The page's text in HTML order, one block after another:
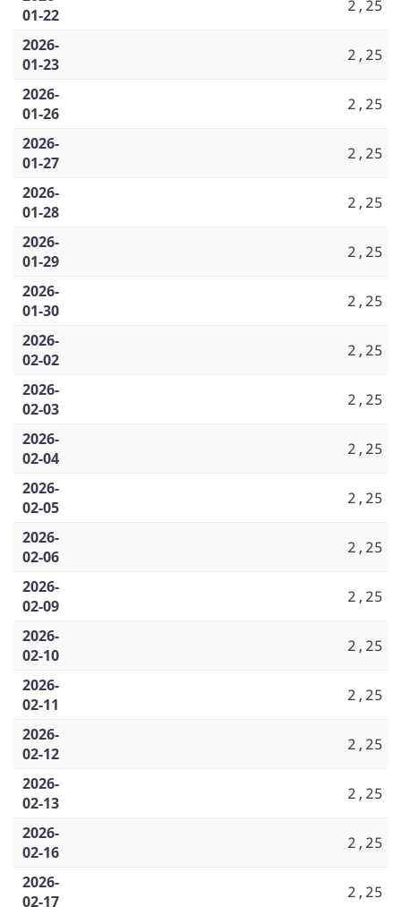
01-22
2,25
2026-
01-23
2,25
2026-
01-26
2,25
2026-
01-27
2,25
2026-
01-28
2,25
2026-
01-29
2,25
2026-
01-30
2,25
2026-
02-02
2,25
2026-
02-03
2,25
2026-
02-04
2,25
2026-
02-05
2,25
2026-
02-06
2,25
2026-
02-09
2,25
2026-
02-10
2,25
2026-
02-11
2,25
2026-
02-12
2,25
2026-
02-13
2,25
2026-
02-16
2,25
2026-
02-17
2,25